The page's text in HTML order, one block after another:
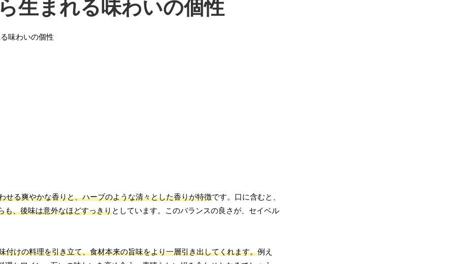
生まれる味わいの個性
せる爽やかな香りと、ハーブのような清々とした香りが特徴です。口に含むと、
も、後味は意外なほどすっきりとしています。このバランスの良さが、セイベル
付けの料理を引き立て、食材本来の旨味をより一層引き出してくれます。例え